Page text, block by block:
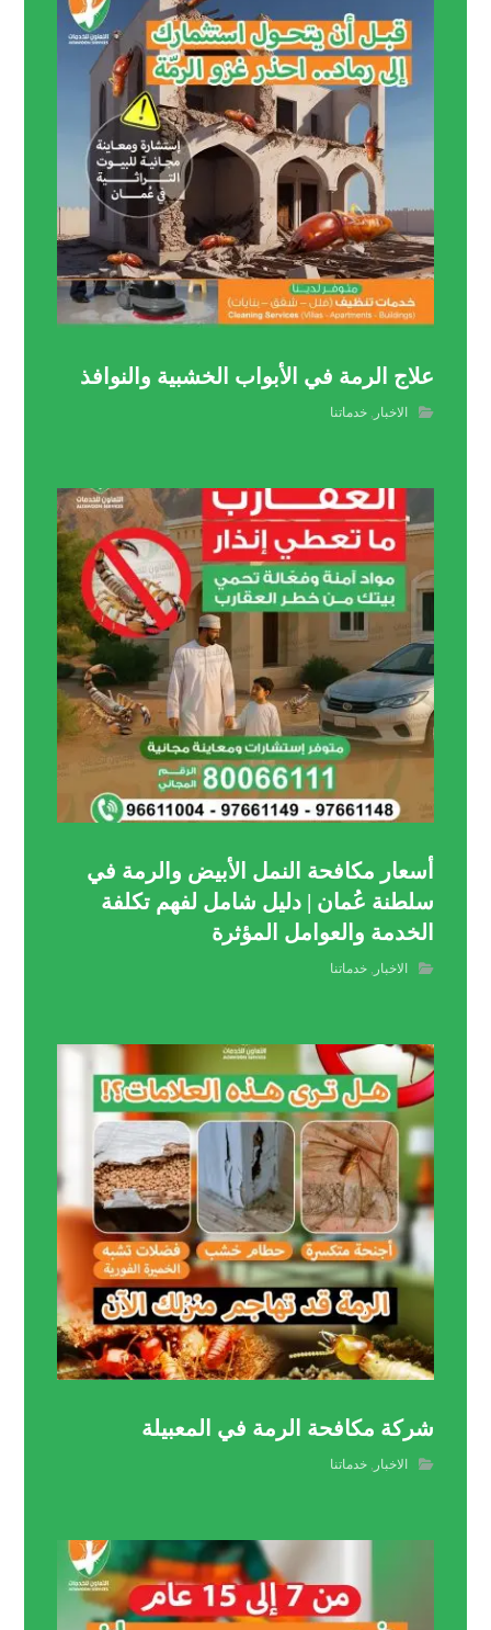
علاج الرمة في الأبواب الخشبية والنوافذ
الاخبار ,خدماتنا
أسعار مكافحة النمل الأبيض والرمة في
سلطنة عُمان | دليل شامل لفهم تكلفة
الخدمة والعوامل المؤثرة
الاخبار ,خدماتنا
شركة مكافحة الرمة في المعبيلة
الاخبار ,خدماتنا